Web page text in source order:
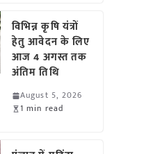
विभिन्न कृषि यंत्रों
हेतु आवेदन के लिए
आज 4 अगस्त तक
अंतिम तिथि
August 5, 2026
1 min read